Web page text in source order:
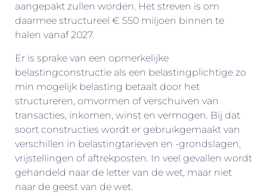
aangepakt zullen worden. Het streven is om
daarmee structureel € 550 miljoen binnen te
halen vanaf 2027.
Er is sprake van een opmerkelijke
belastingconstructie als een belastingplichtige zo
min mogelijk belasting betaalt door het
structureren, omvormen of verschuiven van
transacties, inkomen, winst en vermogen. Bij dat
soort constructies wordt er gebruikgemaakt van
verschillen in belastingtarieven en -grondslagen,
vrijstellingen of aftrekposten. In veel gevallen wordt
gehandeld naar de letter van de wet, maar niet
naar de geest van de wet.